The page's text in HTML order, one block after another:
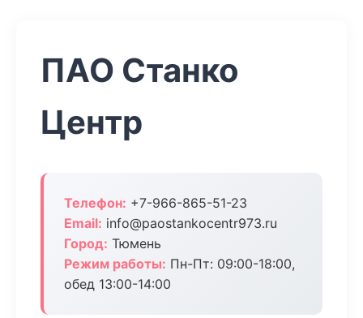
ПАО Станко
Центр
Телефон: +7-966-865-51-23
Email: info@paostankocentr973.ru
Город: Тюмень
Режим работы: Пн-Пт: 09:00-18:00,
обед 13:00-14:00